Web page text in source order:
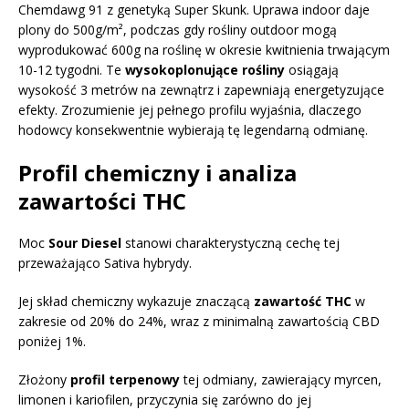
Chemdawg 91 z genetyką Super Skunk. Uprawa indoor daje
plony do 500g/m², podczas gdy rośliny outdoor mogą
wyprodukować 600g na roślinę w okresie kwitnienia trwającym
10-12 tygodni. Te wysokoplonujące rośliny osiągają
wysokość 3 metrów na zewnątrz i zapewniają energetyzujące
efekty. Zrozumienie jej pełnego profilu wyjaśnia, dlaczego
hodowcy konsekwentnie wybierają tę legendarną odmianę.
Profil chemiczny i analiza
zawartości THC
Moc Sour Diesel stanowi charakterystyczną cechę tej
przeważająco Sativa hybrydy.
Jej skład chemiczny wykazuje znaczącą zawartość THC w
zakresie od 20% do 24%, wraz z minimalną zawartością CBD
poniżej 1%.
Złożony profil terpenowytej odmiany, zawierający myrcen,
limonen i kariofilen, przyczynia się zarówno do jej